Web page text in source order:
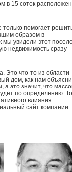
в 15 соток
только помогает
образом в
мы увидели этот
недвижимость сразу
Это что-то из области
дом, как нам
а это значит, что
по определению. То
влияния
сайт компании